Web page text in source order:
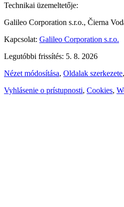
Technikai üzemeltetője:
Galileo Corporation s.r.o., Čierna
Kapcsolat: Galileo Corporation s.r.o.
Legutóbbi frissítés: 5. 8. 2026
Nézet módosítása, Oldalak szerkezete,
Vyhlásenie o prístupnosti, Cookies,